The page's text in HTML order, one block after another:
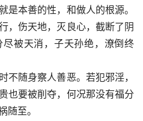
是本善的性，和做人的根源。
，伤天地，灭良心，截断了阴
被天消，子夭孙绝，潦倒终
随身察人善恶。若犯邪淫，
也要被削夺，何况那没有福分
随至。